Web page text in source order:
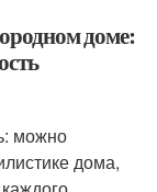
доме:
можно
дома,